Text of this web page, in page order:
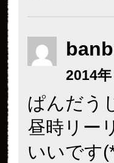
2014年
ぱんだう
昼時リー
いいです